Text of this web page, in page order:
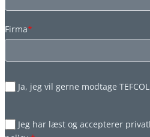
Firma*
Ja, jeg vil gerne modtage
Jeg har læst og accepterer